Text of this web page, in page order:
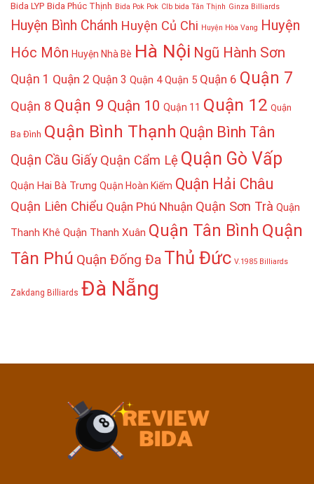
Bida LYP Bida Phúc Thịnh Bida Pok Pok Clb bida Tân Thịnh Ginza Billiards
Huyện Bình Chánh Huyện Củ Chi Huyện Hòa Vang Huyện
Hóc Môn Huyện Nhà Bè Hà Nội Ngũ Hành Sơn
Quận 1 Quận 2 Quận 3 Quận 4 Quận 5 Quận 6 Quận 7
Quận 8 Quận 9 Quận 10 Quận 11 Quận 12 Quận
Ba Đình Quận Bình Thạnh Quận Bình Tân
Quận Cầu Giấy Quận Cẩm Lệ Quận Gò Vấp
Quận Hai Bà Trưng Quận Hoàn Kiếm Quận Hải Châu
Quận Liên Chiểu Quận Phú Nhuận Quận Sơn Trà Quận
Thanh Khê Quận Thanh Xuân Quận Tân Bình Quận
Tân Phú Quận Đống Đa Thủ Đức V.1985 Billiards
Zakdang Billiards Đà Nẵng